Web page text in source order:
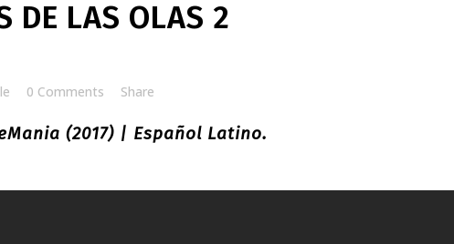
DE LAS OLAS 2
0 Comments Share
(2017) | Español Latino.